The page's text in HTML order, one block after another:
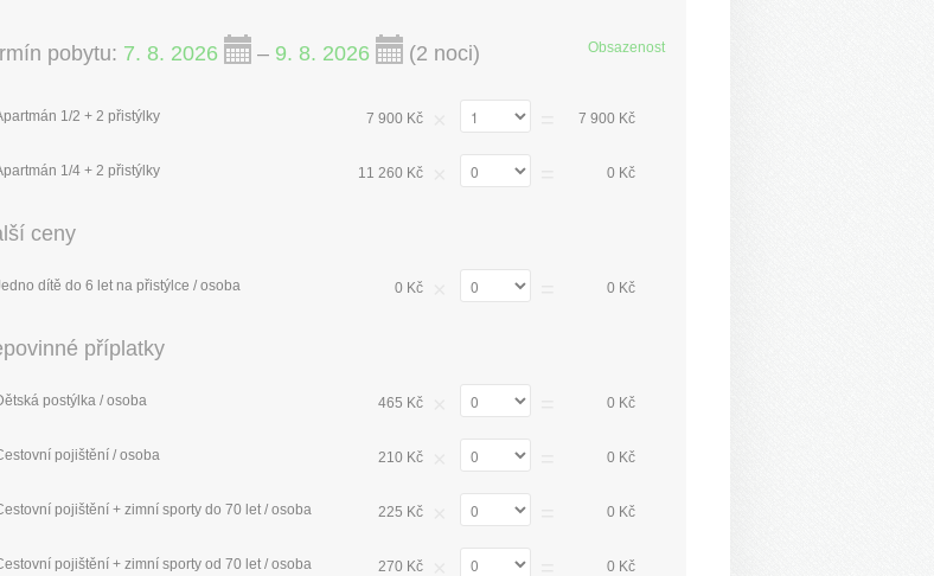
Obsazenost
pobytu: 7. 8. 2026 – 9. 8. 2026 (2 noci)
1/2 + 2 přistýlky 7 900 Kč 7 900 Kč
1/4 + 2 přistýlky 11 260 Kč 0 Kč
ceny
dítě do 6 let na přistýlce / osoba 0 Kč 0 Kč
příplatky
postýlka / osoba 465 Kč 0 Kč
pojištění / osoba 210 Kč 0 Kč
pojištění + zimní sporty do 70 let / osoba 225 Kč 0 Kč
pojištění + zimní sporty od 70 let / osoba 270 Kč 0 Kč